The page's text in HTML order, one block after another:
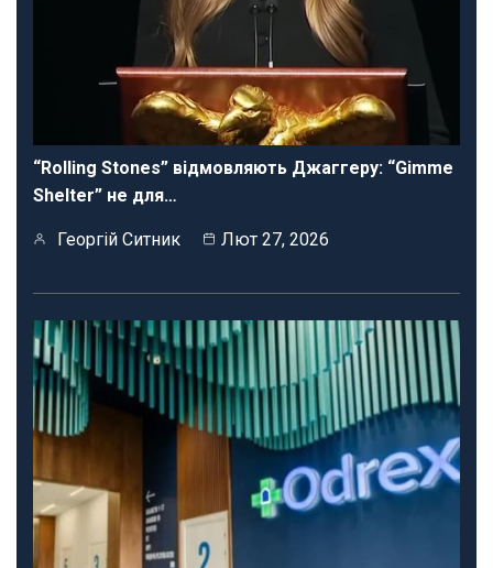
“Rolling Stones” відмовляють Джаггеру: “Gimme
Shelter” не для…
Георгій Ситник Лют 27, 2026